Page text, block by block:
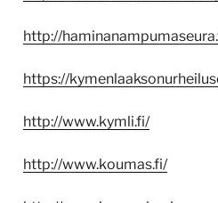
http://
https://
http://www.kymli.fi/
http://www.koumas.fi/